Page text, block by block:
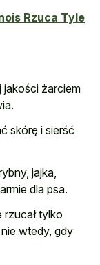
Rzuca Tyle
jakości żarciem
skórę i sierść
jajka,
dla psa.
tylko
wtedy, gdy